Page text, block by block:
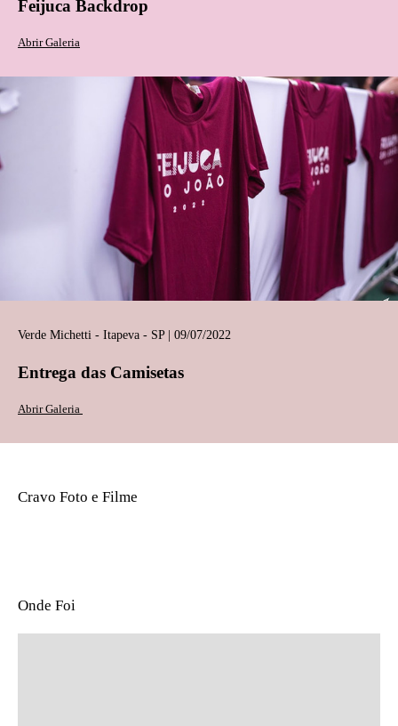
Feijuca Backdrop
Abrir Galeria
Verde Michetti - Itapeva - SP | 09/07/2022
Entrega das Camisetas
Abrir Galeria
Cravo Foto e Filme
Onde Foi